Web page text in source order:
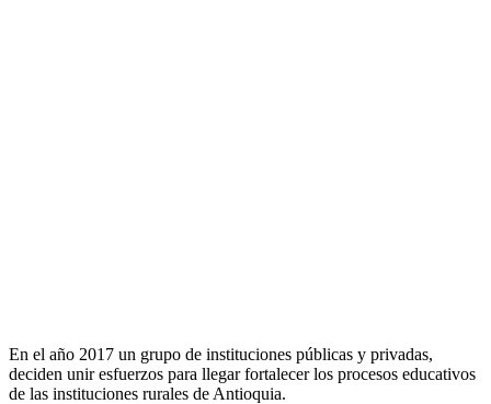
En el año 2017 un grupo de instituciones públicas y privadas,
deciden unir esfuerzos para llegar fortalecer los procesos educativos
de las instituciones rurales de Antioquia.